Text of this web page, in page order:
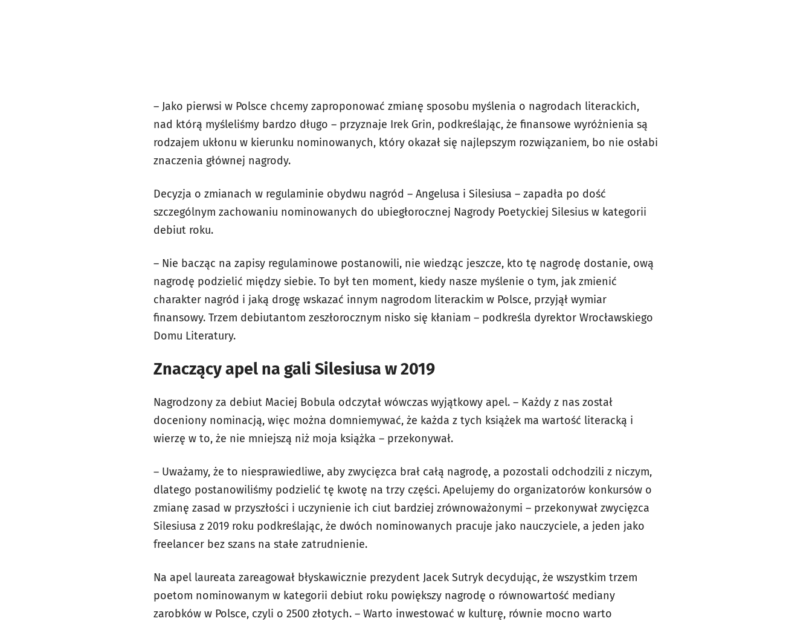
– Jako pierwsi w Polsce chcemy zaproponować zmianę sposobu myślenia o nagrodach literackich,
nad którą myśleliśmy bardzo długo – przyznaje Irek Grin, podkreślając, że finansowe wyróżnienia są
rodzajem ukłonu w kierunku nominowanych, który okazał się najlepszym rozwiązaniem, bo nie osłabi
znaczenia głównej nagrody.
Decyzja o zmianach w regulaminie obydwu nagród – Angelusa i Silesiusa – zapadła po dość
szczególnym zachowaniu nominowanych do ubiegłorocznej Nagrody Poetyckiej Silesius w kategorii
debiut roku.
– Nie bacząc na zapisy regulaminowe postanowili, nie wiedząc jeszcze, kto tę nagrodę dostanie, ową
nagrodę podzielić między siebie. To był ten moment, kiedy nasze myślenie o tym, jak zmienić
charakter nagród i jaką drogę wskazać innym nagrodom literackim w Polsce, przyjął wymiar
finansowy. Trzem debiutantom zeszłorocznym nisko się kłaniam – podkreśla dyrektor Wrocławskiego
Domu Literatury.
Znaczący apel na gali Silesiusa w 2019
Nagrodzony za debiut Maciej Bobula odczytał wówczas wyjątkowy apel. – Każdy z nas został
doceniony nominacją, więc można domniemywać, że każda z tych książek ma wartość literacką i
wierzę w to, że nie mniejszą niż moja książka – przekonywał.
– Uważamy, że to niesprawiedliwe, aby zwycięzca brał całą nagrodę, a pozostali odchodzili z niczym,
dlatego postanowiliśmy podzielić tę kwotę na trzy części. Apelujemy do organizatorów konkursów o
zmianę zasad w przyszłości i uczynienie ich ciut bardziej zrównoważonymi – przekonywał zwycięzca
Silesiusa z 2019 roku podkreślając, że dwóch nominowanych pracuje jako nauczyciele, a jeden jako
freelancer bez szans na stałe zatrudnienie.
Na apel laureata zareagował błyskawicznie prezydent Jacek Sutryk decydując, że wszystkim trzem
poetom nominowanym w kategorii debiut roku powiększy nagrodę o równowartość mediany
zarobków w Polsce, czyli o 2500 złotych. – Warto inwestować w kulturę, równie mocno warto